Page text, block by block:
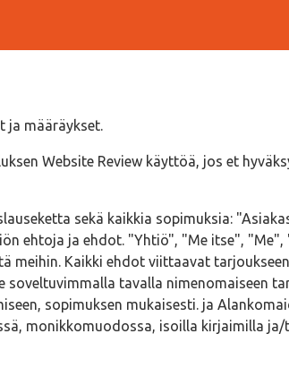
ja määräykset.
Website Review käyttöä, jos et
sekä kaikkia sopimuksia:
ehtoja ja ehdot. "Yhtiö", "Me itse", "Me",
Kaikki ehdot viittaavat
tavalla nimenomaiseen
sopimuksen mukaisesti. ja
monikkomuodossa, isoilla kirjaimilla